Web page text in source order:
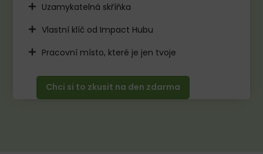
Uzamykatelná skříňka
Vlastní klíč od Impact Hubu​
Pracovní místo, které je jen tvoje​
Chci si to zkusit na den zdarma